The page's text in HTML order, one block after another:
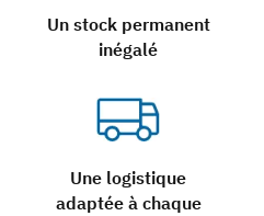
Un stock permanent
inégalé
Une logistique
adaptée à chaque